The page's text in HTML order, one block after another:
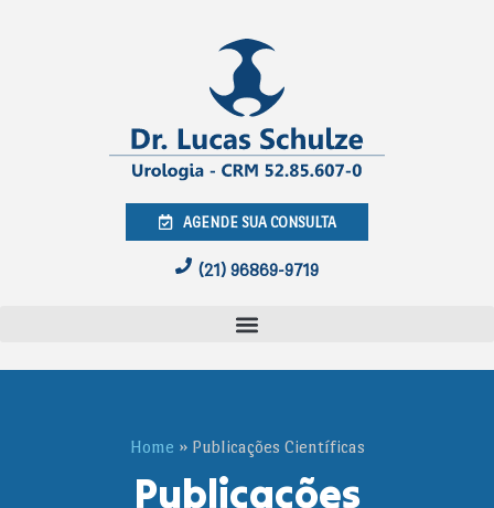
AGENDE SUA CONSULTA
(21) 96869-9719
Home » Publicações Científicas
Publicações